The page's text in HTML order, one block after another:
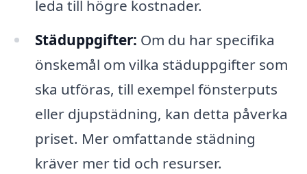
leda till högre kostnader.
Städuppgifter: Om du har specifika
önskemål om vilka städuppgifter som
ska utföras, till exempel fönsterputs
eller djupstädning, kan detta påverka
priset. Mer omfattande städning
kräver mer tid och resurser.